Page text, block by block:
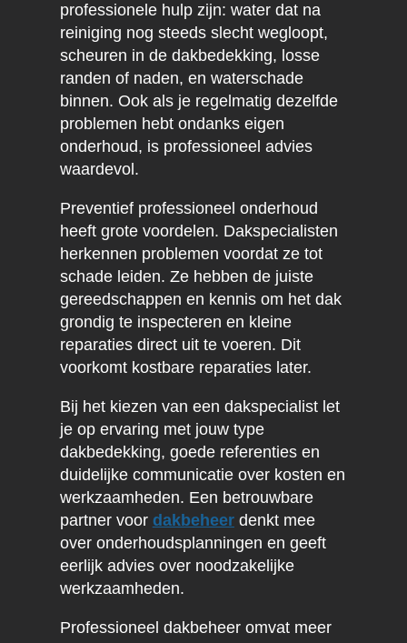
professionele hulp zijn: water dat na
reiniging nog steeds slecht wegloopt,
scheuren in de dakbedekking, losse
randen of naden, en waterschade
binnen. Ook als je regelmatig dezelfde
problemen hebt ondanks eigen
onderhoud, is professioneel advies
waardevol.
Preventief professioneel onderhoud
heeft grote voordelen. Dakspecialisten
herkennen problemen voordat ze tot
schade leiden. Ze hebben de juiste
gereedschappen en kennis om het dak
grondig te inspecteren en kleine
reparaties direct uit te voeren. Dit
voorkomt kostbare reparaties later.
Bij het kiezen van een dakspecialist let
je op ervaring met jouw type
dakbedekking, goede referenties en
duidelijke communicatie over kosten en
werkzaamheden. Een betrouwbare
partner voor dakbeheerdenkt mee
over onderhoudsplanningen en geeft
eerlijk advies over noodzakelijke
werkzaamheden.
Professioneel dakbeheer omvat meer